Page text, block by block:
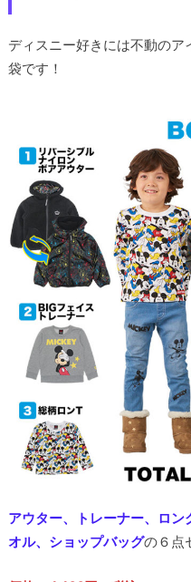
ディスニー好きには不動の
袋です！
アウター、トレーナー、ロ
オル、ショップバッグの６点